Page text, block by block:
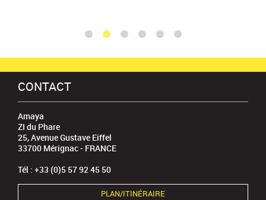
CONTACT
Amaya
ZI du Phare
25, Avenue Gustave Eiffel
33700 Mérignac - FRANCE
Tél : +33 (0)5 57 92 45 50
PLAN/ITINÉRAIRE